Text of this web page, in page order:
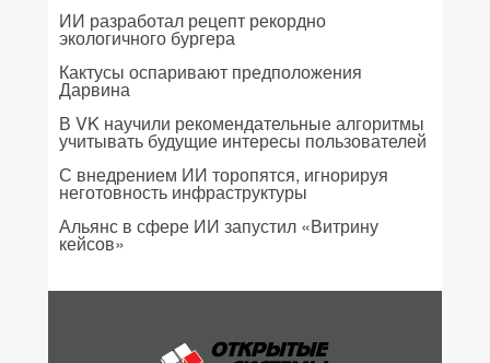
ИИ разработал рецепт рекордно
экологичного бургера
Кактусы оспаривают предположения
Дарвина
В VK научили рекомендательные алгоритмы
учитывать будущие интересы пользователей
С внедрением ИИ торопятся, игнорируя
неготовность инфраструктуры
Альянс в сфере ИИ запустил «Витрину
кейсов»